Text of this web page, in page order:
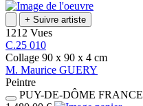
+ Suivre artiste
1212 Vues
C.25 010
Collage 90 x 90 x 4 cm
M. Maurice GUERY
Peintre
PUY-DE-DÔME FRANCE